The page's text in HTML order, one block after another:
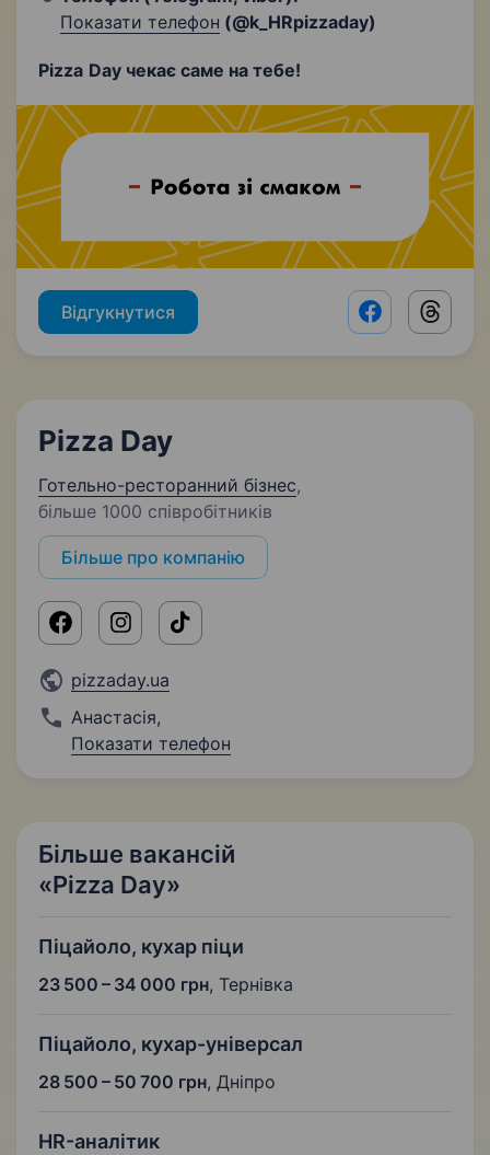
Показати телефон (@k_HRpizzaday)
Pizza Day чекає саме на тебе!
Відгукнутися Facebook
Pizza Day
Готельно-ресторанний бізнес,
більше 1000 співробітників
Більше про компанію
pizzaday.ua
Анастасія,
Показати телефон
Більше вакансій
«Pizza Day»
Піцайоло, кухар піци
23 500 – 34 000 грн, Тернівка
Піцайоло, кухар-універсал
28 500 – 50 700 грн, Дніпро
HR-аналітик